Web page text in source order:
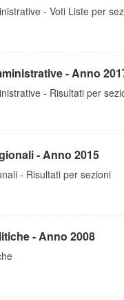
- Voti Liste per
- Anno
- Risultati per
- Anno 2015
- Risultati per sezioni
- Anno 2008